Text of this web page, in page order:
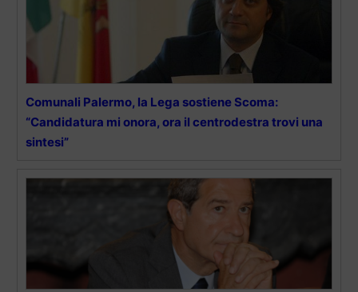
Comunali Palermo, la Lega sostiene Scoma:
“Candidatura mi onora, ora il centrodestra trovi una
sintesi”